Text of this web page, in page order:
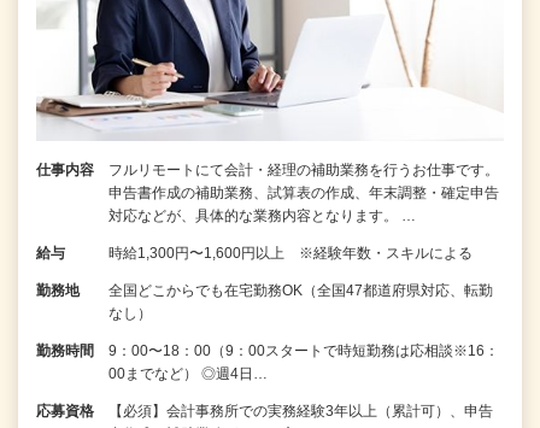
仕事内容
フルリモートにて会計・経理の補助業務を行うお仕事です。
申告書作成の補助業務、試算表の作成、年末調整・確定申告
対応などが、具体的な業務内容となります。 …
給与 時給1,300円〜1,600円以上 ※経験年数・スキルによる
勤務地
全国どこからでも在宅勤務OK（全国47都道府県対応、転勤
なし）
勤務時間
9：00〜18：00（9：00スタートで時短勤務は応相談※16：
00までなど） ◎週4日…
応募資格
【必須】会計事務所での実務経験3年以上（累計可）、申告